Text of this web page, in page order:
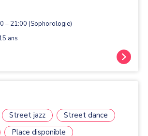
– 21:00 (Sophorologie)
ans
Street jazz
Street dance
Place disponible